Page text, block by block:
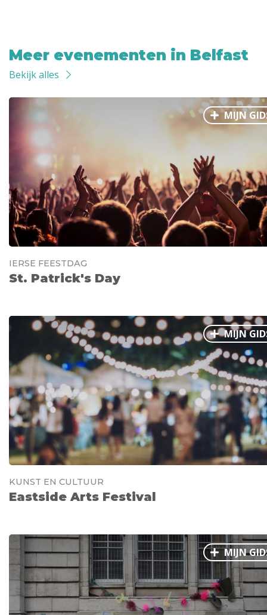
Meer evenementen in Belfast
Bekijk alles
MIJN
IERSE FEESTDAG
St. Patrick's Day
MIJN
KUNST EN CULTUUR
Eastside Arts Festival
MIJN